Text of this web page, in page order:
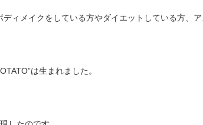
ィメイクをしている方やダイエットしている方、
は生まれました。